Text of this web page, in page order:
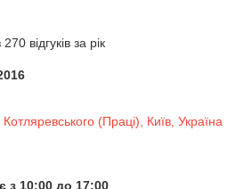
відгуків за рік
Котляревського (Праці), Київ, Україна
з 10:00 до 17:00